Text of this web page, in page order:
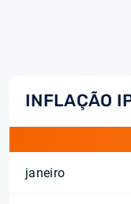
INFLAÇÃO
janeiro